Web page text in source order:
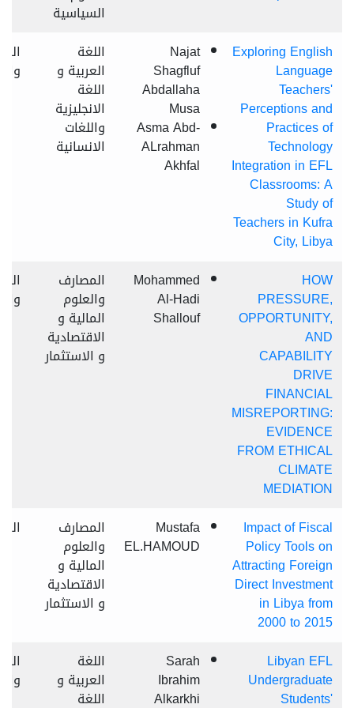
السياسية
Exploring English
Language
Teachers'
Perceptions and
Practices of
Technology
Integration in EFL
Classrooms: A
Study of
Teachers in Kufra
City, Libya
Najat
Shagfluf
Abdallaha
Musa
Asma Abd-
ALrahman
Akhfal
اللغة
العربية و
اللغة
الانجليزية
واللغات
الانسانية
HOW
PRESSURE,
OPPORTUNITY,
AND
CAPABILITY
DRIVE
FINANCIAL
MISREPORTING:
EVIDENCE
FROM ETHICAL
CLIMATE
MEDIATION
Mohammed
Al-Hadi
Shallouf
المصارف
والعلوم
المالية و
الاقتصادية
و الاستثمار
Impact of Fiscal
Policy Tools on
Attracting Foreign
Direct Investment
in Libya from
2000 to 2015
Mustafa
EL.HAMOUD
المصارف
والعلوم
المالية و
الاقتصادية
و الاستثمار
Libyan EFL
Undergraduate
Students'
Sarah
Ibrahim
Alkarkhi
اللغة
العربية و
اللغة